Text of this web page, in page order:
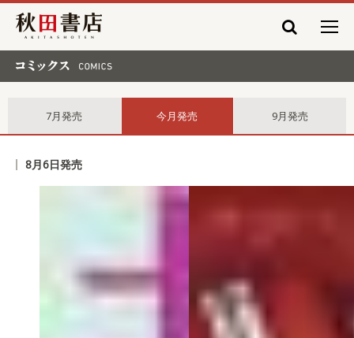
秋田書店
7月発売 今月発売 9月発売
8月6日発売